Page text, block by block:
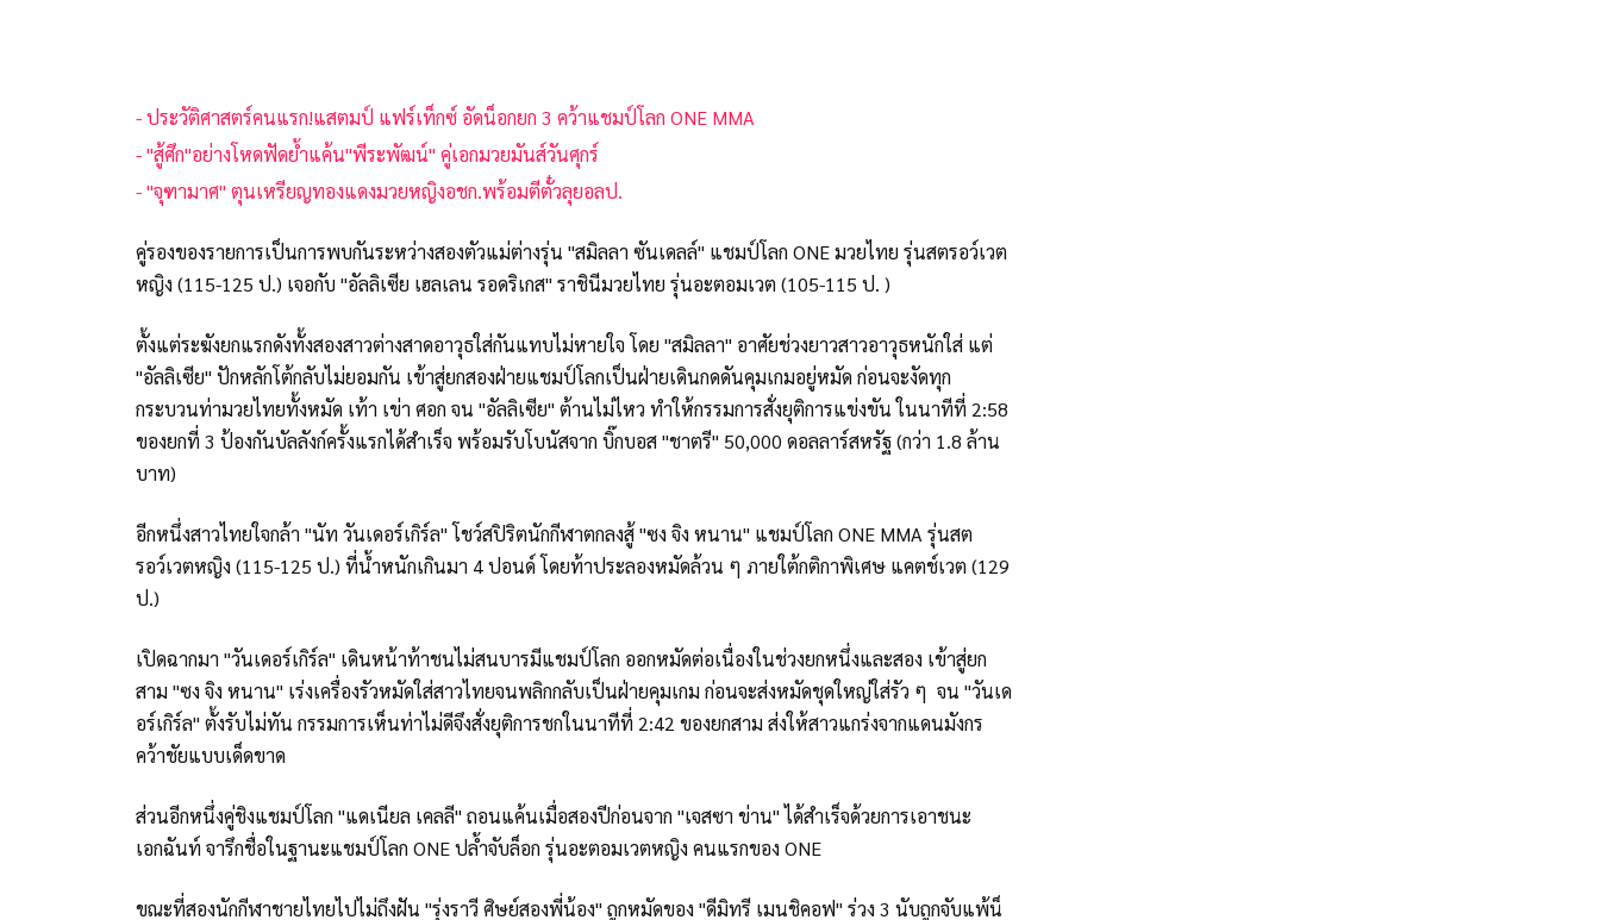
- ประวัติศาสตร์คนแรก!แสตมป์ แฟร์เท็กซ์ อัดน็อกยก 3 คว้าแชมป์โลก ONE MMA
- "สู้ศึก"อย่างโหดฟัดย้ำแค้น"พีระพัฒน์" คู่เอกมวยมันส์วันศุกร์
- "จุฑามาศ" ตุนเหรียญทองแดงมวยหญิงอชก.พร้อมตีตั๋วลุยอลป.
คู่รองของรายการเป็นการพบกันระหว่างสองตัวแม่ต่างรุ่น "สมิลลา ซันเดลล์" แชมป์โลก ONE มวยไทย รุ่นสตรอว์เวต
หญิง (115-125 ป.) เจอกับ "อัลลิเซีย เฮลเลน รอดริเกส" ราชินีมวยไทย รุ่นอะตอมเวต (105-115 ป. )
ตั้งแต่ระฆังยกแรกดังทั้งสองสาวต่างสาดอาวุธใส่กันแทบไม่หายใจ โดย "สมิลลา" อาศัยช่วงยาวสาวอาวุธหนักใส่ แต่
"อัลลิเซีย" ปักหลักโต้กลับไม่ยอมกัน เข้าสู่ยกสองฝ่ายแชมป์โลกเป็นฝ่ายเดินกดดันคุมเกมอยู่หมัด ก่อนจะงัดทุก
กระบวนท่ามวยไทยทั้งหมัด เท้า เข่า ศอก จน "อัลลิเซีย" ต้านไม่ไหว ทำให้กรรมการสั่งยุติการแข่งขัน ในนาทีที่ 2:58
ของยกที่ 3 ป้องกันบัลลังก์ครั้งแรกได้สำเร็จ พร้อมรับโบนัสจาก บิ๊กบอส "ชาตรี" 50,000 ดอลลาร์สหรัฐ (กว่า 1.8 ล้าน
บาท)
อีกหนึ่งสาวไทยใจกล้า "นัท วันเดอร์เกิร์ล" โชว์สปิริตนักกีฬาตกลงสู้ "ซง จิง หนาน" แชมป์โลก ONE MMA รุ่นสต
รอว์เวตหญิง (115-125 ป.) ที่น้ำหนักเกินมา 4 ปอนด์ โดยท้าประลองหมัดล้วน ๆ ภายใต้กติกาพิเศษ แคตช์เวต (129
ป.)
เปิดฉากมา "วันเดอร์เกิร์ล" เดินหน้าท้าชนไม่สนบารมีแชมป์โลก ออกหมัดต่อเนื่องในช่วงยกหนึ่งและสอง เข้าสู่ยก
สาม "ซง จิง หนาน" เร่งเครื่องรัวหมัดใส่สาวไทยจนพลิกกลับเป็นฝ่ายคุมเกม ก่อนจะส่งหมัดชุดใหญ่ใส่รัว ๆ จน "วันเด
อร์เกิร์ล" ตั้งรับไม่ทัน กรรมการเห็นท่าไม่ดีจึงสั่งยุติการชกในนาทีที่ 2:42 ของยกสาม ส่งให้สาวแกร่งจากแดนมังกร
คว้าชัยแบบเด็ดขาด
ส่วนอีกหนึ่งคู่ชิงแชมป์โลก "แดเนียล เคลลี" ถอนแค้นเมื่อสองปีก่อนจาก "เจสซา ข่าน" ได้สำเร็จด้วยการเอาชนะ
เอกฉันท์ จารึกชื่อในฐานะแชมป์โลก ONE ปล้ำจับล็อก รุ่นอะตอมเวตหญิง คนแรกของ ONE
ขณะที่สองนักกีฬาชายไทยไปไม่ถึงฝัน "รุ่งราวี ศิษย์สองพี่น้อง" ถูกหมัดของ "ดีมิทรี เมนชิคอฟ" ร่วง 3 นับถูกจับแพ้น็